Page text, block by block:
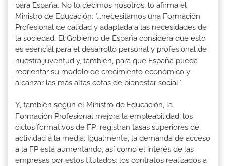
para España. No lo decimos nosotros, lo afirma el
Ministro de Educación: "...necesitamos una Formación
Profesional de calidad y adaptada a las necesidades de
la sociedad. El Gobierno de España considera que esto
es esencial para el desarrollo personal y profesional de
nuestra juventud y, también, para que España pueda
reorientar su modelo de crecimiento económico y
alcanzar las más altas cotas de bienestar social."
Y, también según el Ministro de Educación, la
Formación Profesional mejora la empleabilidad: los
ciclos formativos de FP registran tasas superiores de
actividad a la media. Igualmente, la demanda de acceso
a la FP está aumentando, así como el interés de las
empresas por estos titulados: los contratos realizados a